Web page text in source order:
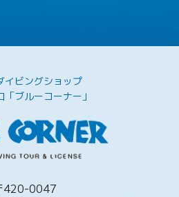
イビングショップ
ブルーコーナー」
420-0047